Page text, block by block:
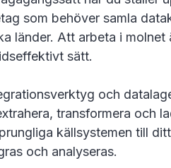
som behöver samla
länder. Att arbeta i
sätt.
och
transformera och
källsystemen till
och analyseras.